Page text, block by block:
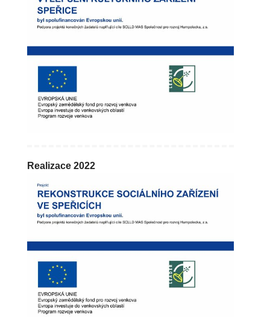
Realizace 2022